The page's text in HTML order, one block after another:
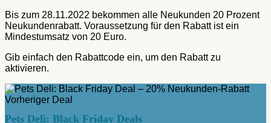
Bis zum 28.11.2022 bekommen alle Neukunden 20 Prozent
Neukundenrabatt. Voraussetzung für den Rabatt ist ein
Mindestumsatz von 20 Euro.
Gib einfach den Rabattcode ein, um den Rabatt zu
aktivieren.
Vorheriger Deal
Pets Deli: Black Friday Deals